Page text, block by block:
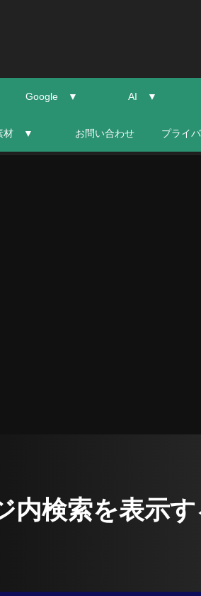
Google ▼ AI ▼
材 ▼ お問い合わせ プライ
検索を表示す